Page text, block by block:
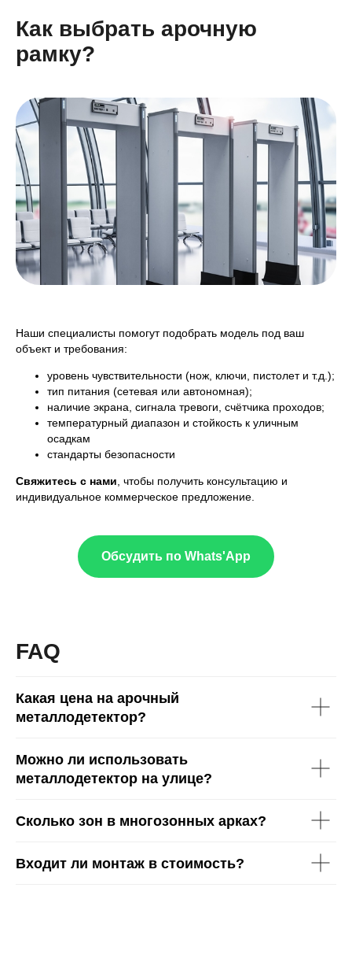
Как выбрать арочную
рамку?
Наши специалисты помогут подобрать модель под ваш
объект и требования:
уровень чувствительности (нож, ключи, пистолет и т.д.);
тип питания (сетевая или автономная);
наличие экрана, сигнала тревоги, счётчика проходов;
температурный диапазон и стойкость к уличным
осадкам
стандарты безопасности
Свяжитесь с нами , чтобы получить консультацию и
индивидуальное коммерческое предложение.
Обсудить по Whats'App
FAQ
Какая цена на арочный
металлодетектор?
Можно ли использовать
металлодетектор на улице?
Сколько зон в многозонных арках?
Входит ли монтаж в стоимость?